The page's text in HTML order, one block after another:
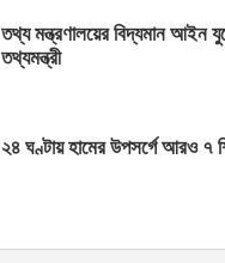
তথ্য মন্ত্রণালয়ের বিদ্যমান আইন
তথ্যমন্ত্রী
২৪ ঘণ্টায় হামের উপসর্গে আরও ৭